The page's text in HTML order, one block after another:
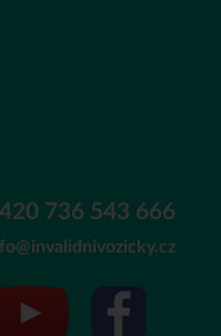
736 543 666